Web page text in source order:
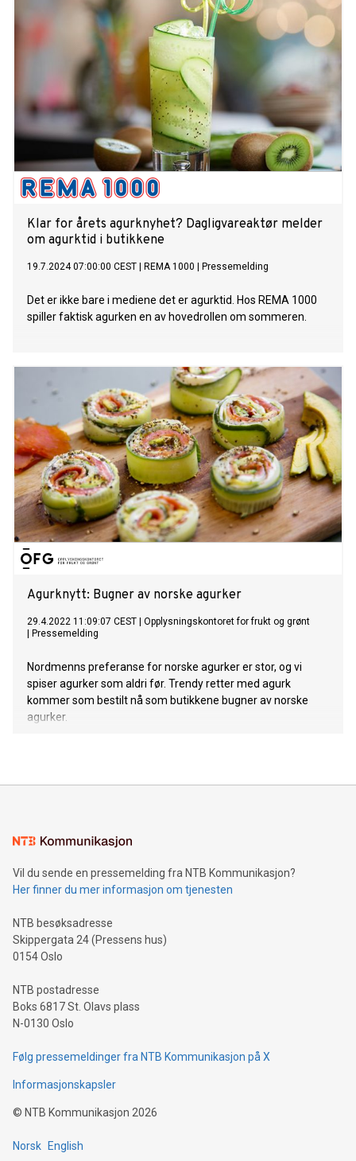
Klar for årets agurknyhet? Dagligvareaktør melder
om agurktid i butikkene
19.7.2024 07:00:00 CEST REMA 1000 Pressemelding
Det er ikke bare i mediene det er agurktid. Hos REMA 1000
spiller faktisk agurken en av hovedrollen om sommeren.
Agurknytt: Bugner av norske agurker
29.4.2022 11:09:07 CEST
Opplysningskontoret for frukt og grønt
Pressemelding
Nordmenns preferanse for norske agurker er stor, og vi
spiser agurker som aldri før. Trendy retter med agurk
kommer som bestilt nå som butikkene bugner av norske
agurker.
Vil du sende en pressemelding fra NTB Kommunikasjon?
Her finner du mer informasjon om tjenesten
NTB besøksadresse
Skippergata 24 (Pressens hus)
0154 Oslo
NTB postadresse
Boks 6817 St. Olavs plass
N-0130 Oslo
Følg pressemeldinger fra NTB Kommunikasjon på X
Informasjonskapsler
© NTB Kommunikasjon 2026
Norsk English